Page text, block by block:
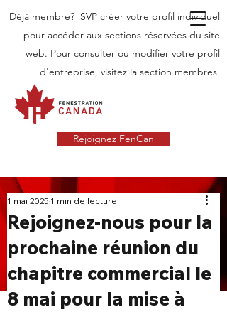
Déjà membre? SVP créer votre profil individuel
pour accéder aux sections réservées du site
web. Pour consulter ou modifier votre profil
d'entreprise, visitez la section membres.
Rejoignez FenCan
INDUSTRIE
NOUVELLES
Dernières nouvelles dans l'industrie des
portes et fenêtres au Canada
Rejoignez-nous pour la
prochaine réunion du
chapitre commercial le
8 mai pour la mise à
1 mai 2025 1 min de lecture